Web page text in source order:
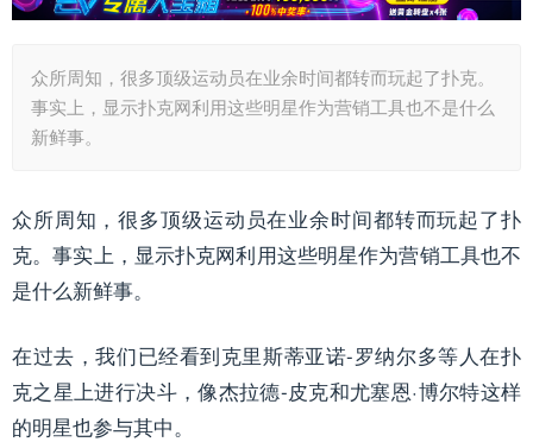
众所周知，很多顶级运动员在业余时间都转而玩起了扑克。
事实上，显示扑克网利用这些明星作为营销工具也不是什么
新鲜事。
众所周知，很多顶级运动员在业余时间都转而玩起了扑
克。事实上，显示扑克网利用这些明星作为营销工具也不
是什么新鲜事。
在过去，我们已经看到克里斯蒂亚诺-罗纳尔多等人在扑
克之星上进行决斗，像杰拉德-皮克和尤塞恩·博尔特这样
的明星也参与其中。